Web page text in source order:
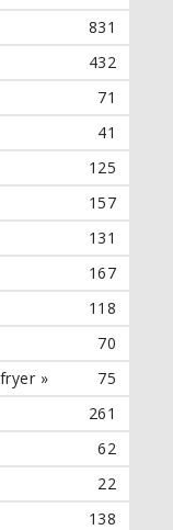
831
432
71
41
125
157
131
167
118
70
»
75
261
62
22
138